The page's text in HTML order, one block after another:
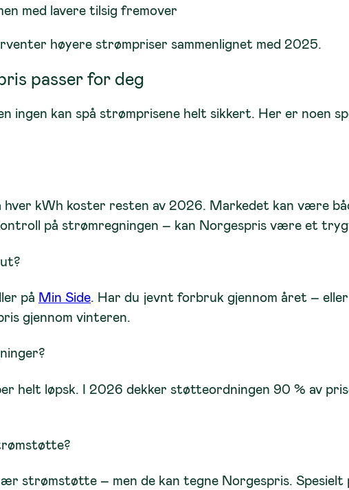
med lavere tilsig fremover
høyere strømpriser sammenlignet med 2025.
passer for deg
ingen kan spå strømprisene helt sikkert. Her er noen
kWh koster resten av 2026. Markedet kan være
på strømregningen – kan Norgespris være et
på Min Side. Har du jevnt forbruk gjennom året –
gjennom vinteren.
helt løpsk. I 2026 dekker støtteordningen 90 % av
?
strømstøtte – men de kan tegne Norgespris.